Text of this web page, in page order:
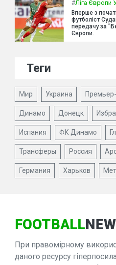
#Ліга Європи
Вперше з
футболіст
передачу за
Європи.
Теги
Мир Украина
Динамо Донецк
Испания ФК Динамо
Трансферы Россия
Германия Харьков
FOOTBALL
При правомірному
даного ресурсу